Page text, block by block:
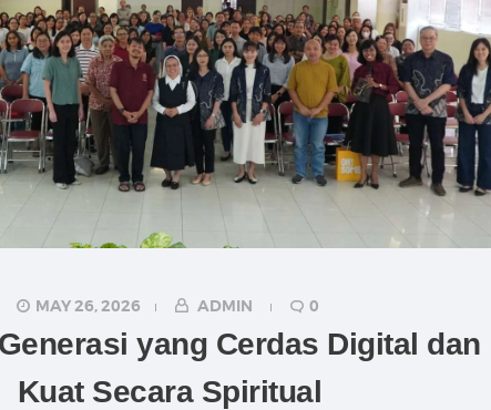
MAY 26, 2026 ADMIN 0
yang Cerdas Digital dan
Kuat Secara Spiritual